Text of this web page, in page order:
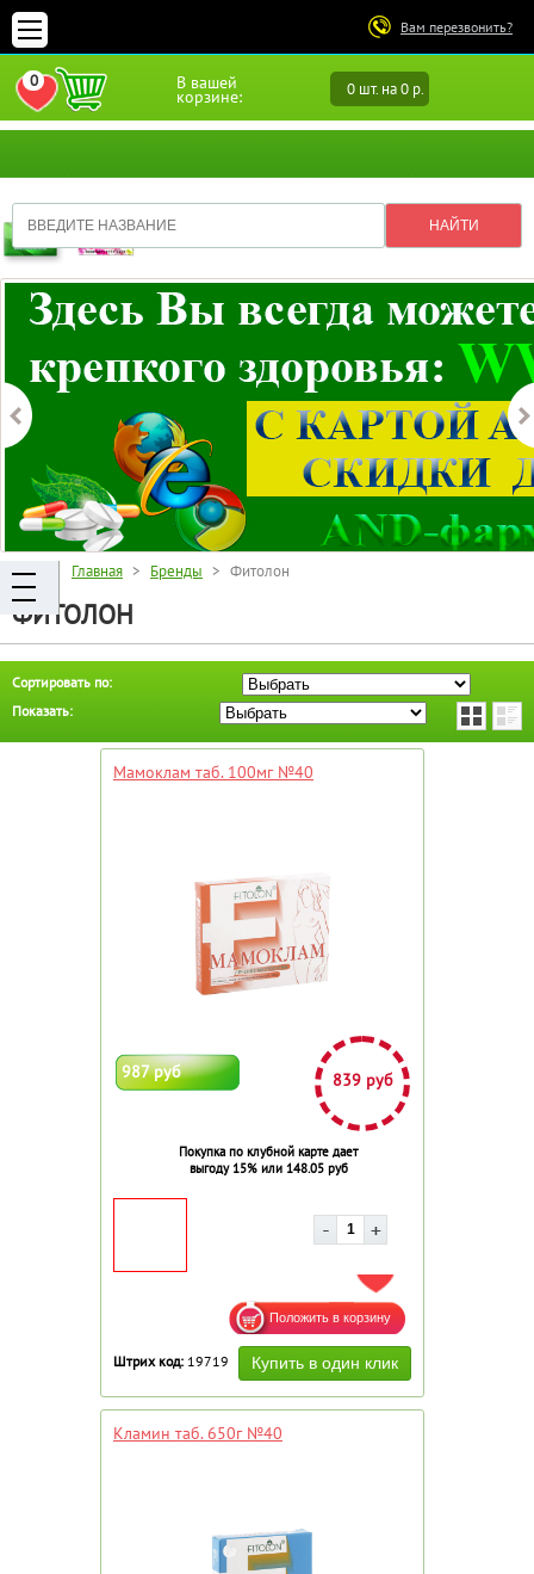
Вам перезвонить?
В вашей
корзине: 0 шт. на 0 р.
0
ПЕРЕЙТИ В ИЗБРАННОЕ
Главная > Бренды > Фитолон
ФИТОЛОН
Сортировать по:
Показать:
Мамоклам таб. 100мг №40
987 руб 839 руб
Покупка по клубной карте дает
выгоду 15% или 148.05 руб
ДОБАВИТЬ В ИЗБРАННОЕ
Штрих код: 19719
Кламин таб. 650г №40